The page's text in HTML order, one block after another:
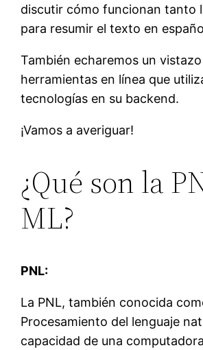
discutir cómo funcionan tanto
para resumir el texto en
También echaremos un
herramientas en línea que
tecnologías en su backend.
¡Vamos a averiguar!
¿Qué son la
ML?
PNL:
La PNL, también conocida
Procesamiento del lenguaje
capacidad de una